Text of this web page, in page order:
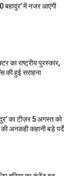
बहादुर’ में नजर आएंगी
का राष्ट्रीय पुरस्कार,
की हुई सराहना
का टीज़र 5 अगस्त को
की अनकही कहानी बड़े पर्दे